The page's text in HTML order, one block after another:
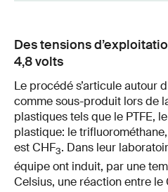
Des tensions
4,8 volts
Le procédé s’articule autour
comme sous-produit lors de
plastiques tels que le PTFE,
plastique: le
est CHF3. Dans leur
équipe ont induit, par une
Celsius, une réaction entre le